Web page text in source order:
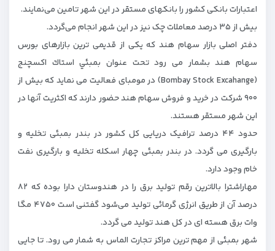
اعتبارات بانکی کشور را بانکهای مستقر در این شهر تامین می‌نمایند.
بیش از ۳۵ درصد معاملات چک نیز در این شهر انجام می‌گردد.
دفتر اصلی بازار سهام هند که یکی از قدیمی ترین بازارهای بورس
سهام هند بشمار می رود تحت عنوان بمبئي استاك اكسچنج
(Bombay Stock Excahange) در مومبای فعالیت می نماید كه بیش از
۹۰۰ شرکت در خرید و فروش سهام هند حضور دارند که اکثریت آنها در
اين شهر مستقر هستند.
حدود ۴۴ درصد ترافیک دریایی کل کشور در بندر بمبئی تخلیه و
بارگیری می گردد. در بندر بمبئی چهار اسکله تخلیه و بارگیری نفت
خام وجود دارد.
مهاراشترا بالاترین رقم تولید برق را در هندوستان دارا بوده که ۸۲
درصد آن از طریق انرژی گرمائی تولید می‌شود گفتنی است ۴۷۵۰ مگا
وات برق هسته ای در کل هند تولید می گردد.
شهر بمبئی از مهم ترین مراکز تجارت الماس به شمار می رود. تا جایی